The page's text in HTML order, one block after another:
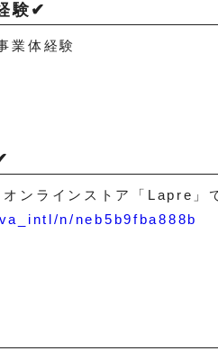
験✔
業体経験
ンラインストア「Lapre」
n/neb5b9fba888b